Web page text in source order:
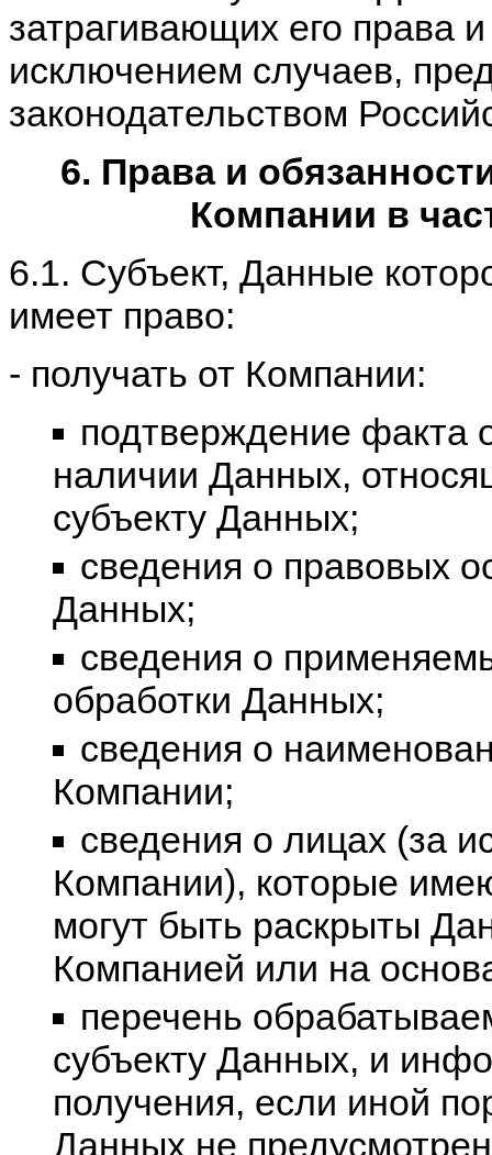
затрагивающих его права
исключением случаев,
законодательством
6. Права и
Компании в
6.1. Субъект, Данные
имеет право:
- получать от Компании:
подтверждение факта
наличии Данных,
субъекту Данных;
сведения о правовых
Данных;
сведения о
обработки Данных;
сведения о
Компании;
сведения о лицах (за
Компании), которые
могут быть раскрыты
Компанией или на
перечень
субъекту Данных, и
получения, если иной
Данных не